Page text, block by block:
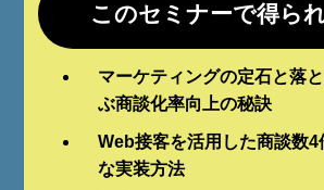
このセミナーで得ら
マーケティングの定石と落
ぶ商談化率向上の秘訣
Web接客を活用した商談数4
な実装方法